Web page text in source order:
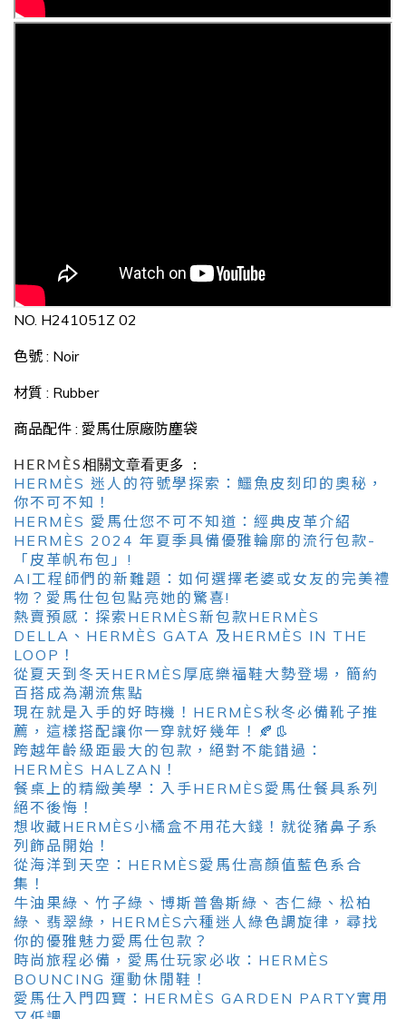
NO. H241051Z 02
色號 : Noir
材質 : Rubber
商品配件 : 愛馬仕原廠防塵袋
HERMÈS相關文章看更多 ：
HERMÈS 迷人的符號學探索：鱷魚皮刻印的奧秘，
你不可不知！
HERMÈS 愛馬仕您不可不知道：經典皮革介紹
HERMÈS 2024 年夏季具備優雅輪廓的流行包款-
「皮革帆布包」!
AI工程師們的新難題：如何選擇老婆或女友的完美禮
物？愛馬仕包包點亮她的驚喜!
熱賣預感：探索HERMÈS新包款HERMÈS
DELLA、HERMÈS GATA 及HERMÈS IN THE
LOOP！
從夏天到冬天HERMÈS厚底樂福鞋大勢登場，簡約
百搭成為潮流焦點
現在就是入手的好時機！HERMÈS秋冬必備靴子推
薦，這樣搭配讓你一穿就好幾年！🍂👢
跨越年齡級距最大的包款，絕對不能錯過：
HERMÈS HALZAN！
餐桌上的精緻美學：入手HERMÈS愛馬仕餐具系列
絕不後悔！
想收藏HERMÈS小橘盒不用花大錢！就從豬鼻子系
列飾品開始！
從海洋到天空：HERMÈS愛馬仕高顏值藍色系合
集！
牛油果綠、竹子綠、博斯普魯斯綠、杏仁綠、松柏
綠、翡翠綠，HERMÈS六種迷人綠色調旋律，尋找
你的優雅魅力愛馬仕包款？
時尚旅程必備，愛馬仕玩家必收：HERMÈS
BOUNCING 運動休閒鞋！
愛馬仕入門四寶：HERMÈS GARDEN PARTY實用